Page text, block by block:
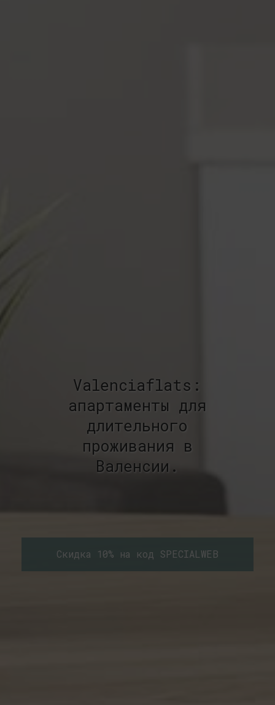
Valenciaflats:
апартаменты для
длительного
проживания в
Валенсии.
Скидка 10% на код SPECIALWEB